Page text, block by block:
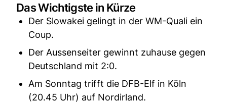
Das Wichtigste in Kürze
Der Slowakei gelingt in der WM-Quali ein
Coup.
Der Aussenseiter gewinnt zuhause gegen
Deutschland mit 2:0.
Am Sonntag trifft die DFB-Elf in Köln
(20.45 Uhr) auf Nordirland.